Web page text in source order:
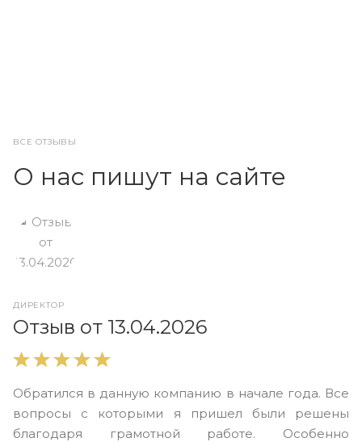
ВСЕ ОТЗЫВЫ
О нас пишут на сайте
ДИРЕКТОР
Отзыв от 13.04.2026
Обратился в данную компанию в начале года. Все
вопросы с которыми я пришел были решены
благодаря грамотной работе. Особенно